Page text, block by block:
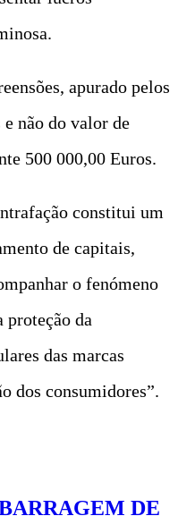
apurado pelos
não do valor de
500 000,00 Euros.
constitui um
de capitais,
o fenómeno
proteção da
das marcas
dos consumidores”.
DE